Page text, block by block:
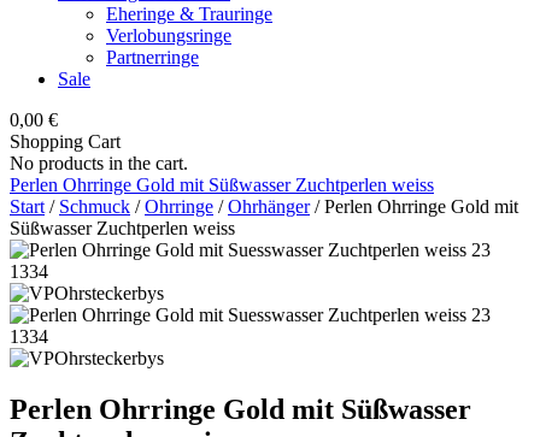
Eheringe & Trauringe
Verlobungsringe
Partnerringe
Sale
0,00 €
Shopping Cart
No products in the cart.
Perlen Ohrringe Gold mit Süßwasser Zuchtperlen weiss
Start / Schmuck /Ohrringe /Ohrhänger/ Perlen Ohrringe Gold mit
Süßwasser Zuchtperlen weiss
Perlen Ohrringe Gold mit Süßwasser